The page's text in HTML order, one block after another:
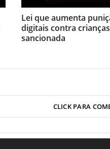
Lei que aumenta
digitais contra
sancionada
CLICK PARA